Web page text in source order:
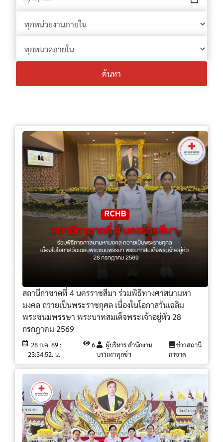
ค้นหา
สถานีกาชาดที่ 4 นครราชสีมา ร่วมพิธีทางศาสนามหา
มงคล ถวายเป็นพระราชกุศล เนื่องในโอกาสวันเฉลิม
พระชนมพรรษา พระบาทสมเด็จพระเจ้าอยู่หัว 28
กรกฎาคม 2569
28 ก.ค. 69 :
23:34:52. น.
6
ผู้บริหาร สำนักงาน
บรรเทาทุกข์ฯ
ข่าวสถานี
กาชาด